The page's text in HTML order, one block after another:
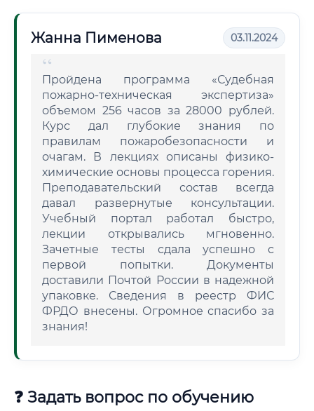
Жанна Пименова 03.11.2024
Пройдена программа «Судебная
пожарно-техническая экспертиза»
объемом 256 часов за 28000 рублей.
Курс дал глубокие знания по
правилам пожаробезопасности и
очагам. В лекциях описаны физико-
химические основы процесса горения.
Преподавательский состав всегда
давал развернутые консультации.
Учебный портал работал быстро,
лекции открывались мгновенно.
Зачетные тесты сдала успешно с
первой попытки. Документы
доставили Почтой России в надежной
упаковке. Сведения в реестр ФИС
ФРДО внесены. Огромное спасибо за
знания!
❓ Задать вопрос по обучению